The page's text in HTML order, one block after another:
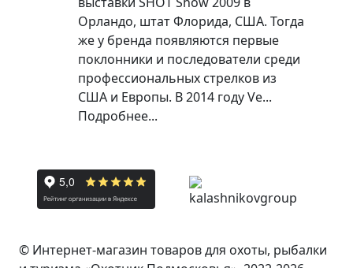
Орландо, штат Флорида, США. Тогда
же у бренда появляются первые
поклонники и последователи среди
профессиональных стрелков из
США и Европы. В 2014 году Ve...
Подробнее...
© Интернет-магазин товаров для охоты, рыбалки